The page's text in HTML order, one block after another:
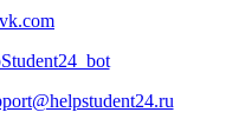
vk.com